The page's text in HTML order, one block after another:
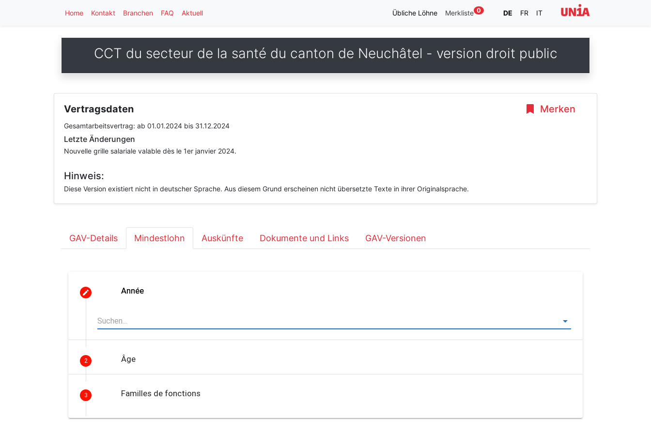
Home Kontakt Branchen FAQ Aktuell Übliche Löhne Merkliste 0 DE FR IT
CCT du secteur de la santé du canton de Neuchâtel - version droit public
Merken
Vertragsdaten
Gesamtarbeitsvertrag: ab 01.01.2024 bis 31.12.2024
Letzte Änderungen
Nouvelle grille salariale valable dès le 1er janvier 2024.
Hinweis:
Diese Version existiert nicht in deutscher Sprache. Aus diesem Grund erscheinen nicht übersetzte Texte in ihrer Originalsprache.
GAV-Details Mindestlohn Auskünfte Dokumente und Links GAV-Versionen
Année
2 Âge
3 Familles de fonctions